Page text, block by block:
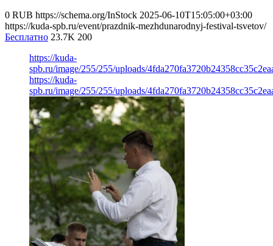
0 RUB https://schema.org/InStock 2025-06-10T15:05:00+03:00
https://kuda-spb.ru/event/prazdnik-mezhdunarodnyj-festival-tsvetov/
Бесплатно 23.7K 200
https://kuda-
spb.ru/image/255/255/uploads/
https://kuda-
spb.ru/image/255/255/uploads/